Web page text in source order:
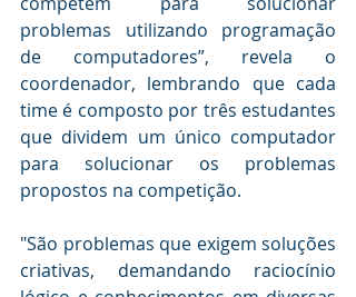
problemas utilizando programação
de computadores”, revela o
coordenador, lembrando que cada
time é composto por três estudantes
que dividem um único computador
para solucionar os problemas
propostos na competição.
"São problemas que exigem soluções
criativas, demandando raciocínio